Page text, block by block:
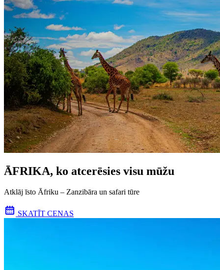
ĀFRIKA, ko atcerēsies visu mūžu
Atklāj īsto Āfriku – Zanzibāra un safari tūre
SKATĪT CENAS